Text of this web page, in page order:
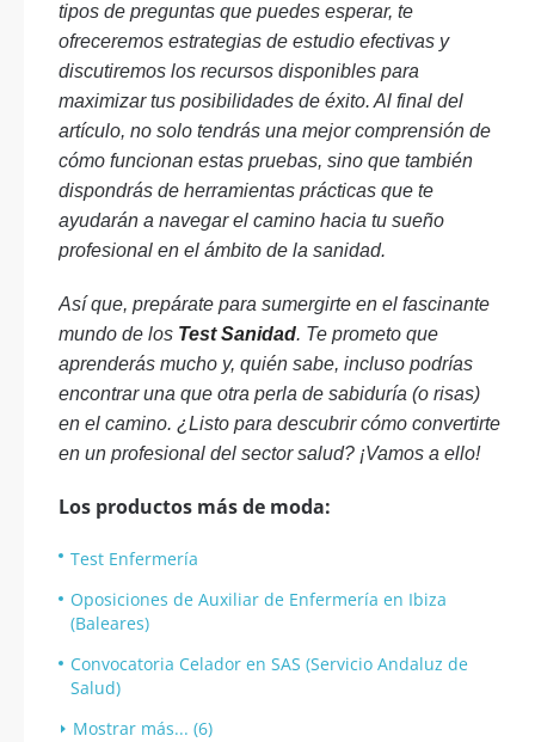
tipos de preguntas que puedes esperar, te
ofreceremos estrategias de estudio efectivas y
discutiremos los recursos disponibles para
maximizar tus posibilidades de éxito. Al final del
artículo, no solo tendrás una mejor comprensión de
cómo funcionan estas pruebas, sino que también
dispondrás de herramientas prácticas que te
ayudarán a navegar el camino hacia tu sueño
profesional en el ámbito de la sanidad.
Así que, prepárate para sumergirte en el fascinante
mundo de los Test Sanidad. Te prometo que
aprenderás mucho y, quién sabe, incluso podrías
encontrar una que otra perla de sabiduría (o risas)
en el camino. ¿Listo para descubrir cómo convertirte
en un profesional del sector salud? ¡Vamos a ello!
Los productos más de moda:
Test Enfermería
Oposiciones de Auxiliar de Enfermería en Ibiza
(Baleares)
Convocatoria Celador en SAS (Servicio Andaluz de
Salud)
Mostrar más... (6)